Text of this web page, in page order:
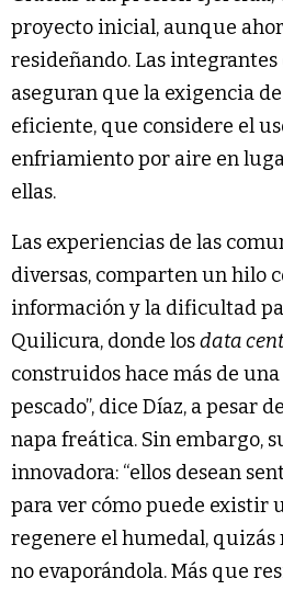
proyecto inicial, aunque
resideñando. Las integrantes
aseguran que la exigencia
eficiente, que considere el
enfriamiento por aire en
ellas.
Las experiencias de las
diversas, comparten un hilo
información y la dificultad
Quilicura, donde losdata
construidos hace más de una
pescado”, dice Díaz, a pesar
napa freática. Sin embargo,
innovadora: “ellos desean
para ver cómo puede existir
regenere el humedal, quizás
no evaporándola. Más que